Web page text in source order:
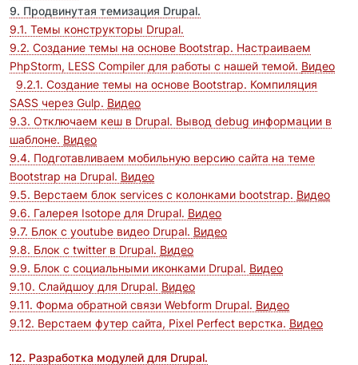
9. Продвинутая темизация Drupal.
9.1. Темы конструкторы Drupal.
9.2. Создание темы на основе Bootstrap. Настраиваем
PhpStorm, LESS Compiler для работы с нашей темой. Видео
9.2.1. Создание темы на основе Bootstrap. Компиляция
SASS через Gulp. Видео
9.3. Отключаем кеш в Drupal. Вывод debug информации в
шаблоне. Видео
9.4. Подготавливаем мобильную версию сайта на теме
Bootstrap на Drupal. Видео
9.5. Верстаем блок services с колонками bootstrap. Видео
9.6. Галерея Isotope для Drupal. Видео
9.7. Блок с youtube видео Drupal. Видео
9.8. Блок с twitter в Drupal. Видео
9.9. Блок с социальными иконками Drupal. Видео
9.10. Слайдшоу для Drupal. Видео
9.11. Форма обратной связи Webform Drupal. Видео
9.12. Верстаем футер сайта, Pixel Perfect верстка. Видео
12. Разработка модулей для Drupal.